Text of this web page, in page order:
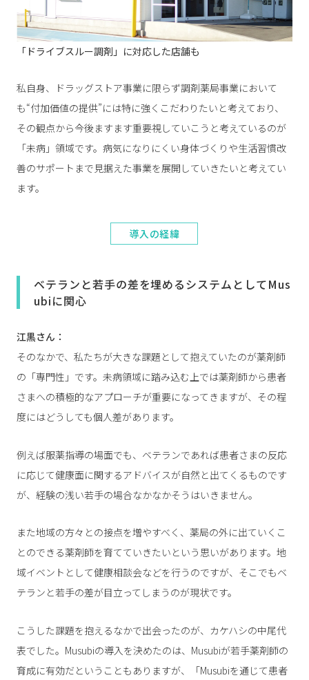
「ドライブスルー調剤」に対応した店舗も
私自身、ドラッグストア事業に限らず調剤薬局事業において
も“付加価値の提供”には特に強くこだわりたいと考えており、
その観点から今後ますます重要視していこうと考えているのが
「未病」領域です。病気になりにくい身体づくりや生活習慣改
善のサポートまで見据えた事業を展開していきたいと考えてい
ます。
導入の経緯
ベテランと若手の差を埋めるシステムとしてMus
ubiに関心
江黒さん：
そのなかで、私たちが大きな課題として抱えていたのが薬剤師
の「専門性」です。未病領域に踏み込む上では薬剤師から患者
さまへの積極的なアプローチが重要になってきますが、その程
度にはどうしても個人差があります。
例えば服薬指導の場面でも、ベテランであれば患者さまの反応
に応じて健康面に関するアドバイスが自然と出てくるものです
が、経験の浅い若手の場合なかなかそうはいきません。
また地域の方々との接点を増やすべく、薬局の外に出ていくこ
とのできる薬剤師を育てていきたいという思いがあります。地
域イベントとして健康相談会などを行うのですが、そこでもベ
テランと若手の差が目立ってしまうのが現状です。
こうした課題を抱えるなかで出会ったのが、カケハシの中尾代
表でした。Musubiの導入を決めたのは、Musubiが若手薬剤師の
育成に有効だということもありますが、「Musubiを通じて患者